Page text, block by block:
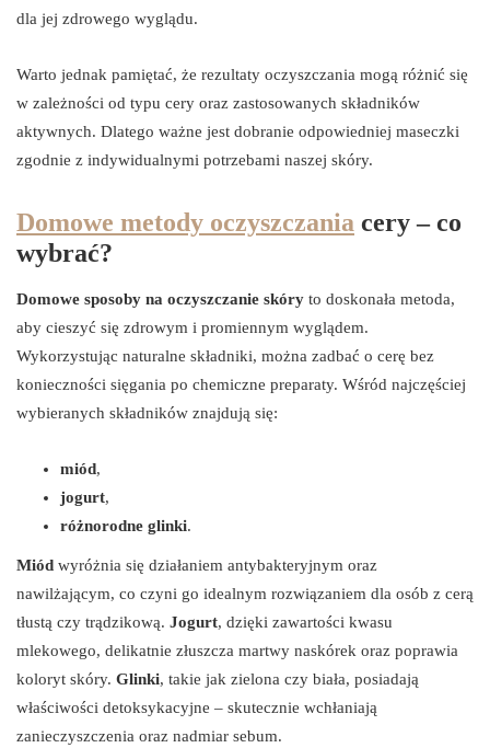
dla jej zdrowego wyglądu.
Warto jednak pamiętać, że rezultaty oczyszczania mogą różnić się
w zależności od typu cery oraz zastosowanych składników
aktywnych. Dlatego ważne jest dobranie odpowiedniej maseczki
zgodnie z indywidualnymi potrzebami naszej skóry.
Domowe metody oczyszczania cery – co
wybrać?
Domowe sposoby na oczyszczanie skóry to doskonała metoda,
aby cieszyć się zdrowym i promiennym wyglądem.
Wykorzystując naturalne składniki, można zadbać o cerę bez
konieczności sięgania po chemiczne preparaty. Wśród najczęściej
wybieranych składników znajdują się:
miód,
jogurt,
różnorodne glinki.
Miód wyróżnia się działaniem antybakteryjnym oraz
nawilżającym, co czyni go idealnym rozwiązaniem dla osób z cerą
tłustą czy trądzikową. Jogurt, dzięki zawartości kwasu
mlekowego, delikatnie złuszcza martwy naskórek oraz poprawia
koloryt skóry. Glinki, takie jak zielona czy biała, posiadają
właściwości detoksykacyjne – skutecznie wchłaniają
zanieczyszczenia oraz nadmiar sebum.